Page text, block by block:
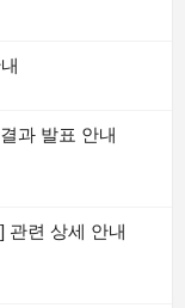
과 발표 안내
관련 상세 안내